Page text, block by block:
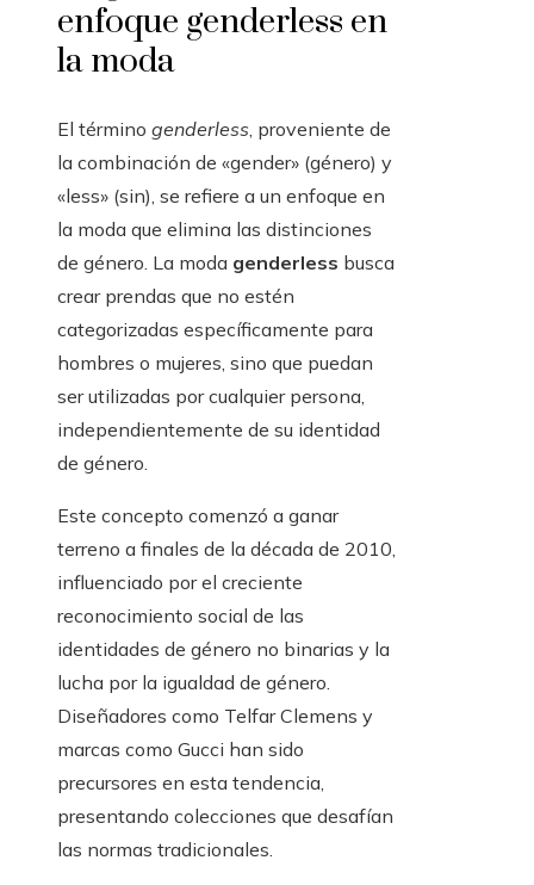
enfoque genderless en
la moda
El término genderless, proveniente de
la combinación de «gender» (género) y
«less» (sin), se refiere a un enfoque en
la moda que elimina las distinciones
de género. La moda genderless busca
crear prendas que no estén
categorizadas específicamente para
hombres o mujeres, sino que puedan
ser utilizadas por cualquier persona,
independientemente de su identidad
de género.
Este concepto comenzó a ganar
terreno a finales de la década de 2010,
influenciado por el creciente
reconocimiento social de las
identidades de género no binarias y la
lucha por la igualdad de género.
Diseñadores como Telfar Clemens y
marcas como Gucci han sido
precursores en esta tendencia,
presentando colecciones que desafían
las normas tradicionales.